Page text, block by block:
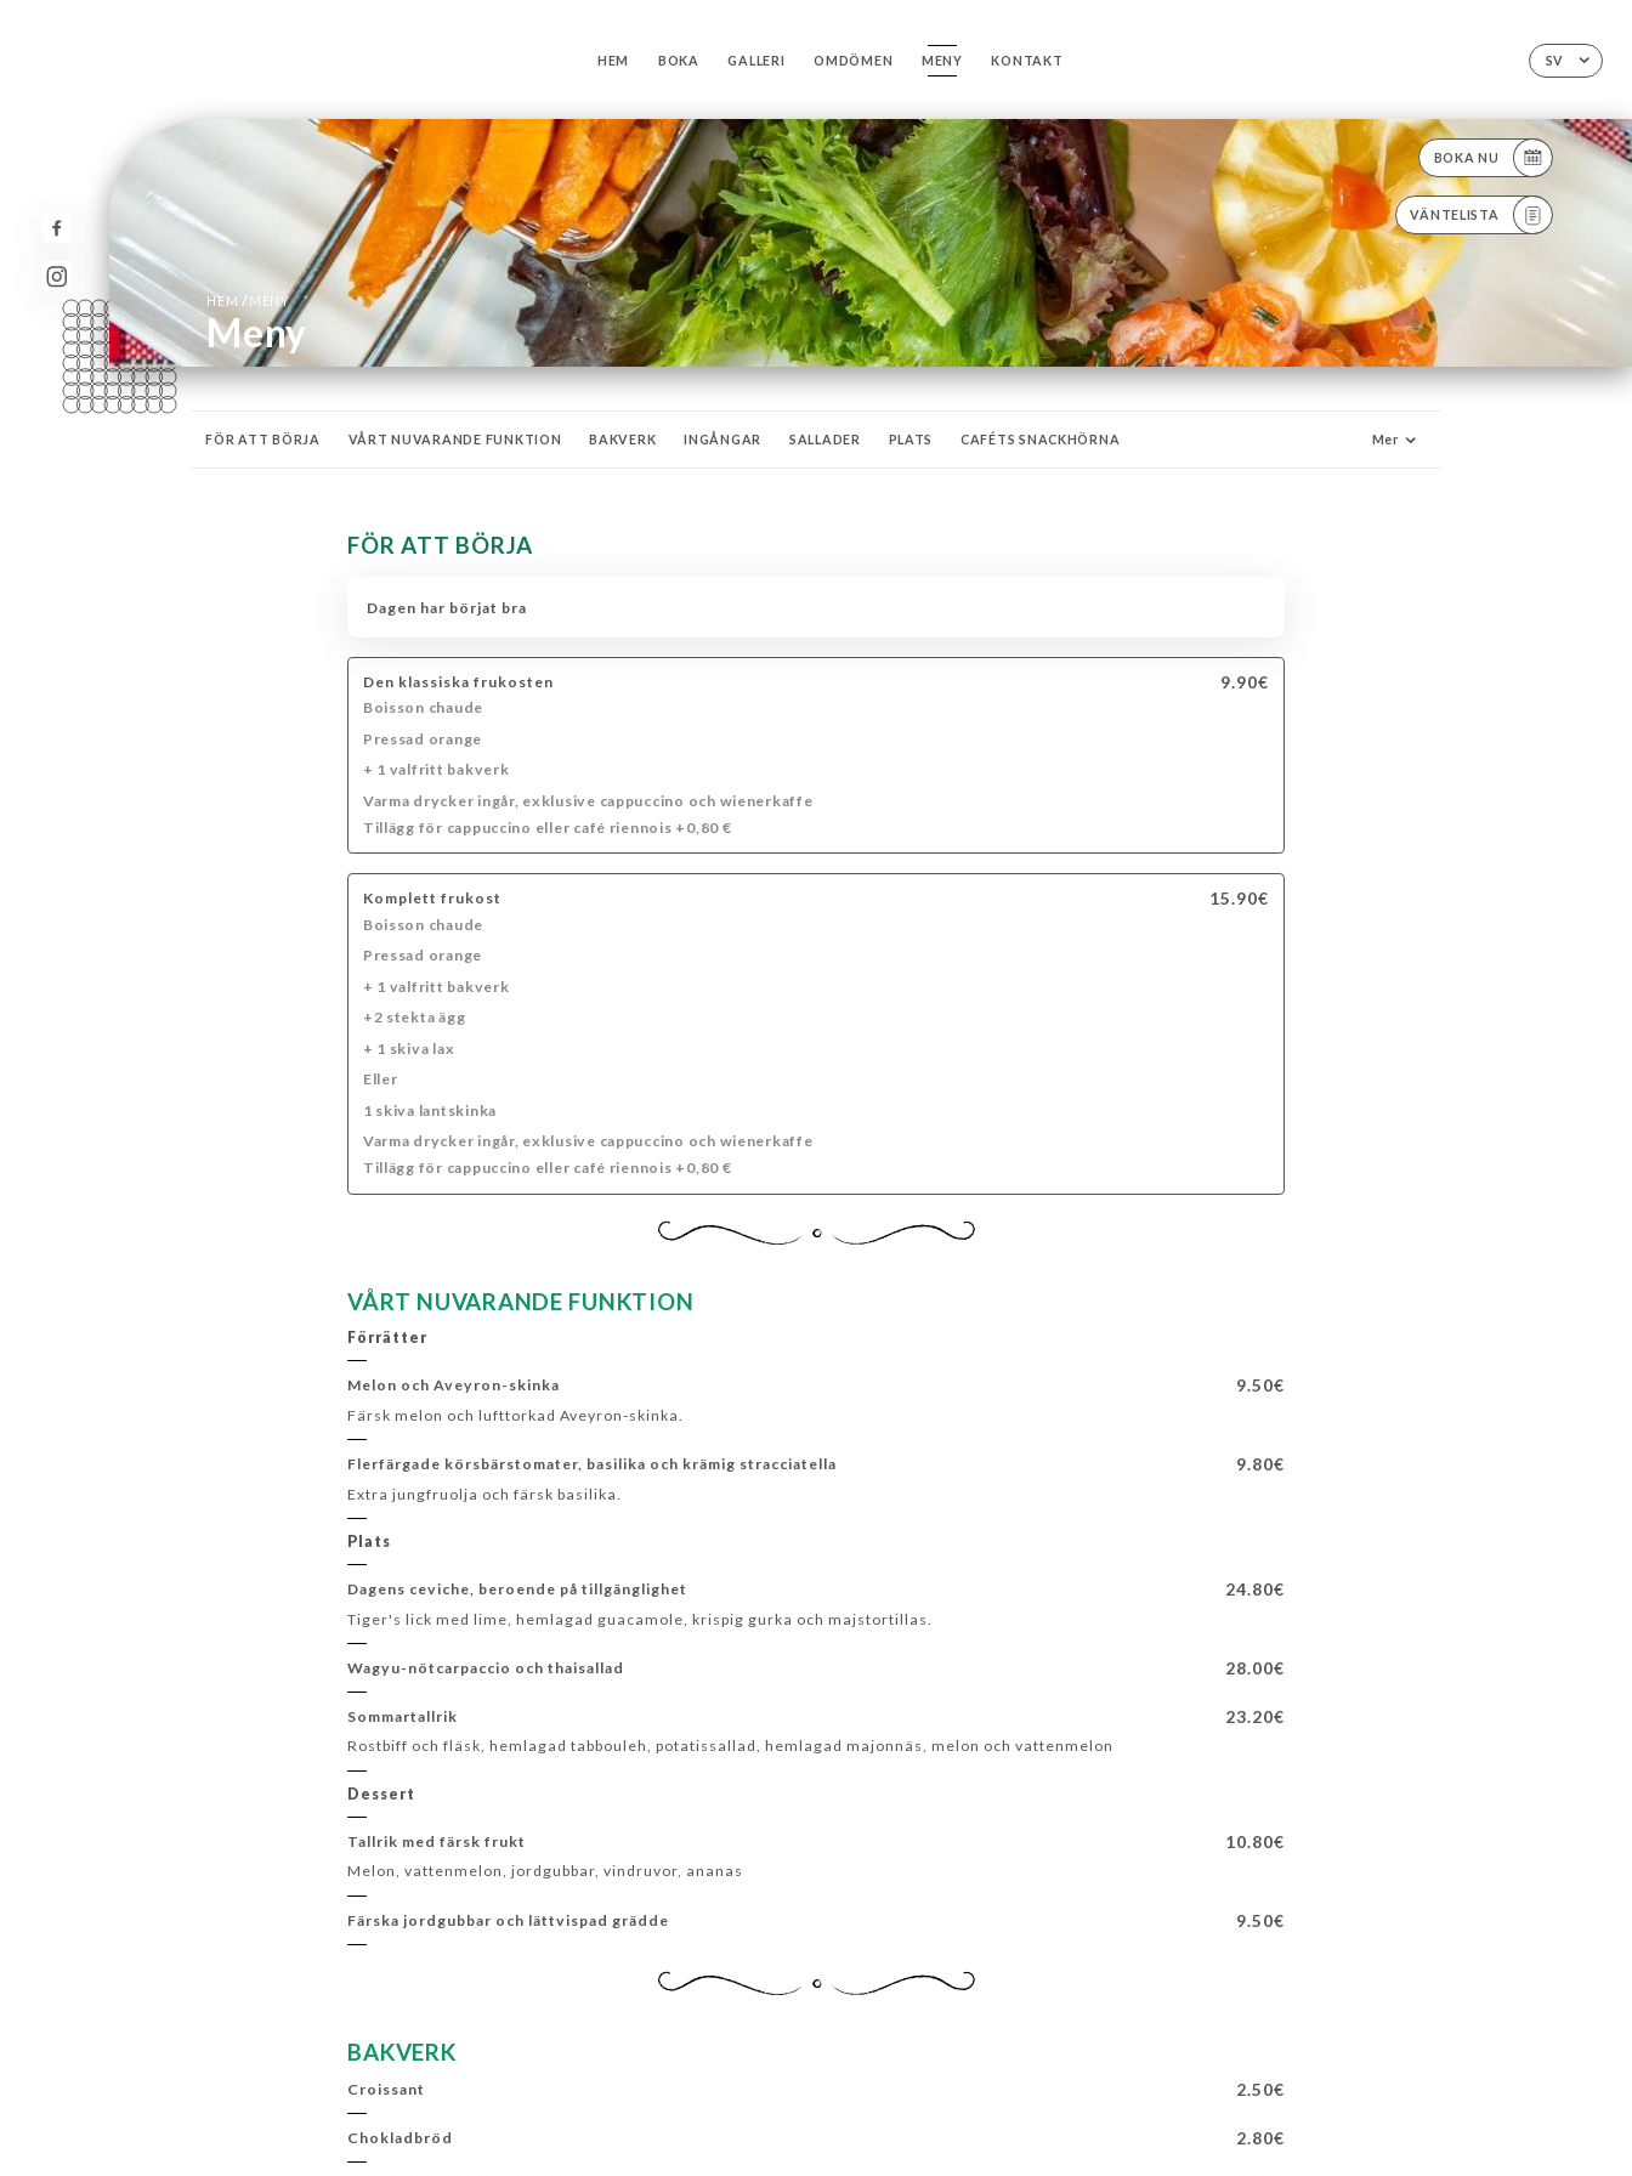
SV
HEM BOKA GALLERI OMDÖMEN MENY KONTAKT
BOKA NU
VÄNTELISTA
HEM/ MENY
Meny
FÖR ATT BÖRJA VÅRT NUVARANDE FUNKTION BAKVERK INGÅNGAR SALLADER PLATS CAFÉTS SNACKHÖRNA
ORGANISK JUICE FRÅN EXTRAKTORN
WHISKEY & BOURBONS
HETA COCKTAILS
VÅRA BUBBLAR
Mer
FÖR ATT BÖRJA
Dagen har börjat bra
Den klassiska frukosten 9.90€
Boisson chaude
Pressad orange
+ 1 valfritt bakverk
Varma drycker ingår, exklusive cappuccino och wienerkaffe
Tillägg för cappuccino eller café riennois +0,80 €
Komplett frukost 15.90€
Boisson chaude
Pressad orange
+ 1 valfritt bakverk
+2 stekta ägg
+ 1 skiva lax
Eller
1 skiva lantskinka
Varma drycker ingår, exklusive cappuccino och wienerkaffe
Tillägg för cappuccino eller café riennois +0,80 €
VÅRT NUVARANDE FUNKTION
Förrätter
Melon och Aveyron-skinka 9.50€
Färsk melon och lufttorkad Aveyron-skinka.
Flerfärgade körsbärstomater, basilika och krämig stracciatella 9.80€
Extra jungfruolja och färsk basilika.
Plats
Dagens ceviche, beroende på tillgänglighet 24.80€
Tiger's lick med lime, hemlagad guacamole, krispig gurka och majstortillas.
Wagyu-nötcarpaccio och thaisallad 28.00€
Sommartallrik 23.20€
Rostbiff och fläsk, hemlagad tabbouleh, potatissallad, hemlagad majonnäs, melon och vattenmelon
Dessert
Tallrik med färsk frukt 10.80€
Melon, vattenmelon, jordgubbar, vindruvor, ananas
Färska jordgubbar och lättvispad grädde 9.50€
BAKVERK
Croissant 2.50€
Chokladbröd 2.80€